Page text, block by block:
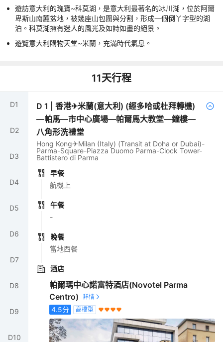
遊訪意大利的瑰寶~科莫湖，是意大利最著名的冰川湖，位於阿爾
卑斯山南麓盆地，被幾座山包圍與分割，形成一個倒丫字型的湖
泊。科莫湖擁有迷人的風光及如詩如畫的絕景。
遊覽意大利購物天堂~米蘭，充滿時代氣息。
11天行程
D1
D2
D3
D4
D5
D6
D7
D8
D9
D10
D1 |香港✈米蘭(意大利) (經多哈或杜拜轉機)
—帕馬—市中心廣場—帕爾馬大教堂—鐘樓—
八角形洗禮堂
Hong Kong✈Milan (Italy) (Transit at Doha or Dubai)-
Parma-Square-Piazza Duomo Parma-Clock Tower-
Battistero di Parma
早餐
航機上
午餐
-
晚餐
當地西餐
酒店
帕爾瑪中心諾富特酒店(Novotel Parma
Centro)
4.5分 高檔型